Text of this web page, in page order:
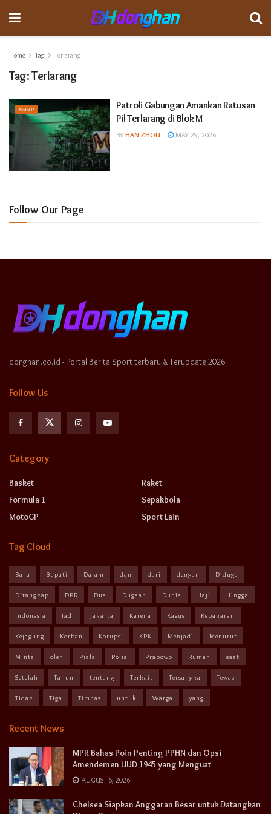
Home Tag Terlarang
Tag:Terlarang
MotoGP
Patroli Gabungan Amankan Ratusan
Pil Terlarang di Blok M
BY HAN ZHOU MAY 29, 2026
Follow Our Page
donghan.co.id - Portal Berita Sport terbaru & Terupdate 2026
Follow Us
Category
Basket
Formula 1
MotoGP
Raket
Sepakbola
Sport Lain
Tag Cloud
Baru Bupati Dalam dan dari dengan Diduga
Ditangkap DPR Dua Dugaan Dunia Haji Hingga
Indonesia Jadi Jakarta Karena Kasus Kebakaran
Kejagung Korban Korupsi KPK Menjadi Menurut
Minta oleh Piala Polisi Prabowo Rumah saat
Setelah Tahun tentang Terkait Tersangka Tewas
Tidak Tiga Timnas untuk Warga yang
Recent News
MPR Bahas Poin Penting PPHN dan Opsi
Amendemen UUD 1945 yang Menguat
AUGUST 6, 2026
Chelsea Siapkan Anggaran Besar untuk Datangkan